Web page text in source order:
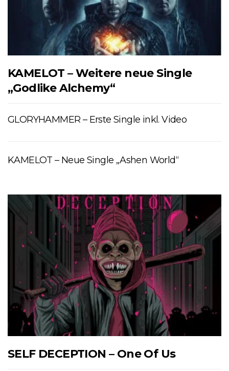
KAMELOT – Weitere neue Single
„Godlike Alchemy“
GLORYHAMMER – Erste Single inkl. Video
KAMELOT – Neue Single „Ashen World“
SELF DECEPTION – One Of Us